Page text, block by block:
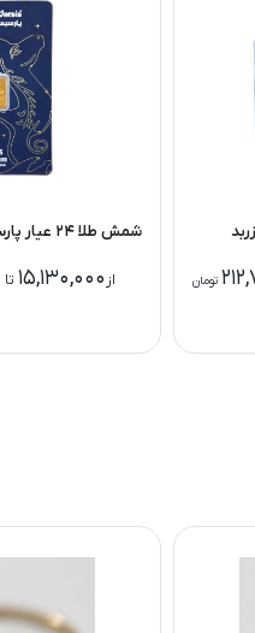
تومان
شمش طلا 24 عیار پارسیس
از 15,130,000 تا